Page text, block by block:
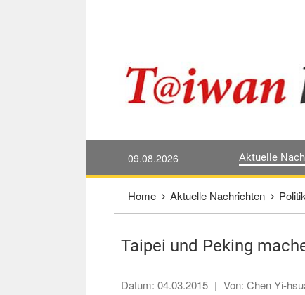
09.08.2026 Aktuelle
Home Aktuelle Nachrichten Politik
Taipei und Peking
Datum: 04.03.2015 | Von: Chen Yi-